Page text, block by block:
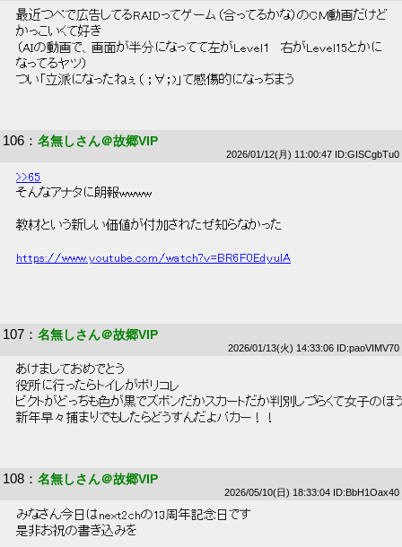
最近つべで広告してるRAIDってゲーム（合ってるかな）のCM動画だけど
かっこいくて好き
（AIの動画で、画面が半分になってて左がLevel１　右がLevel15とかに
なってるヤツ）
つい「立派になったねぇ（ ；∀；)」て感傷的になっちまう
106 ： 名無しさん＠故郷VIP
2026/01/12(月) 11:00:47 ID:GISCgbTu0
>>65
そんなアナタに朗報wwww
教材という新しい価値が付加されたぜ知らなかった
https://www.youtube.com/watch?v=BR6F0EdyulA
107 ： 名無しさん＠故郷VIP
2026/01/13(火) 14:33:06 ID:paoVIMV70
あけましておめでとう
役所に行ったらトイレがポリコレ
ピクトがどっちも色が黒でズボンだかスカートだか判別しづらくて女子のほ
新年早々捕まりでもしたらどうすんだよバカー！！
108 ： 名無しさん＠故郷VIP
2026/05/10(日) 18:33:04 ID:BbH1Oax40
みなさん今日はnext2chの13周年記念日です
是非お祝の書き込みを